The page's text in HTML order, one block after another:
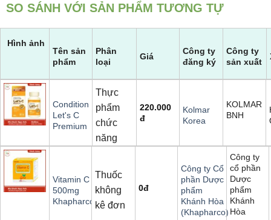
SO SÁNH VỚI SẢN PHẨM TƯƠNG TỰ
Hình ảnh
Tên sản
phẩm
Phân
loại
Giá
Công ty
đăng ký
Công ty
sản xuất
Condition
Let's C
Premium
Thực
phẩm
chức
năng
220.000
đ
Kolmar
Korea
KOLMAR
BNH
Vitamin C
500mg
Khapharco
Thuốc
không
kê đơn
0đ
Công ty Cổ
phần Dược
phẩm
Khánh Hòa
(Khapharco)
Công ty
cổ phần
Dược
phẩm
Khánh
Hòa